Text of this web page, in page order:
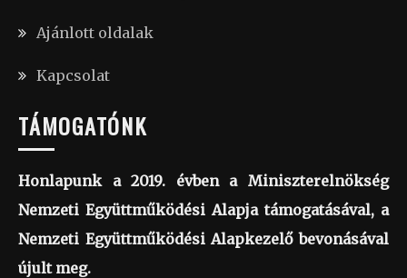
Ajánlott oldalak
Kapcsolat
TÁMOGATÓNK
Honlapunk a 2019. évben a Miniszterelnökség
Nemzeti Együttműködési Alapja támogatásával, a
Nemzeti Együttműködési Alapkezelő bevonásával
újult meg.